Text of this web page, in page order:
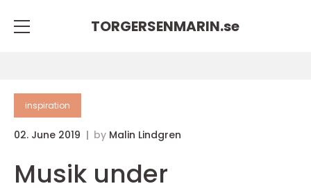
TORGERSENMARIN.se
inspiration
02. June 2019 by Malin Lindgren
Musik under